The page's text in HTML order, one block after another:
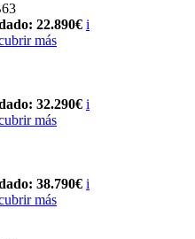
22.890€ i
más
32.290€ i
más
38.790€ i
más